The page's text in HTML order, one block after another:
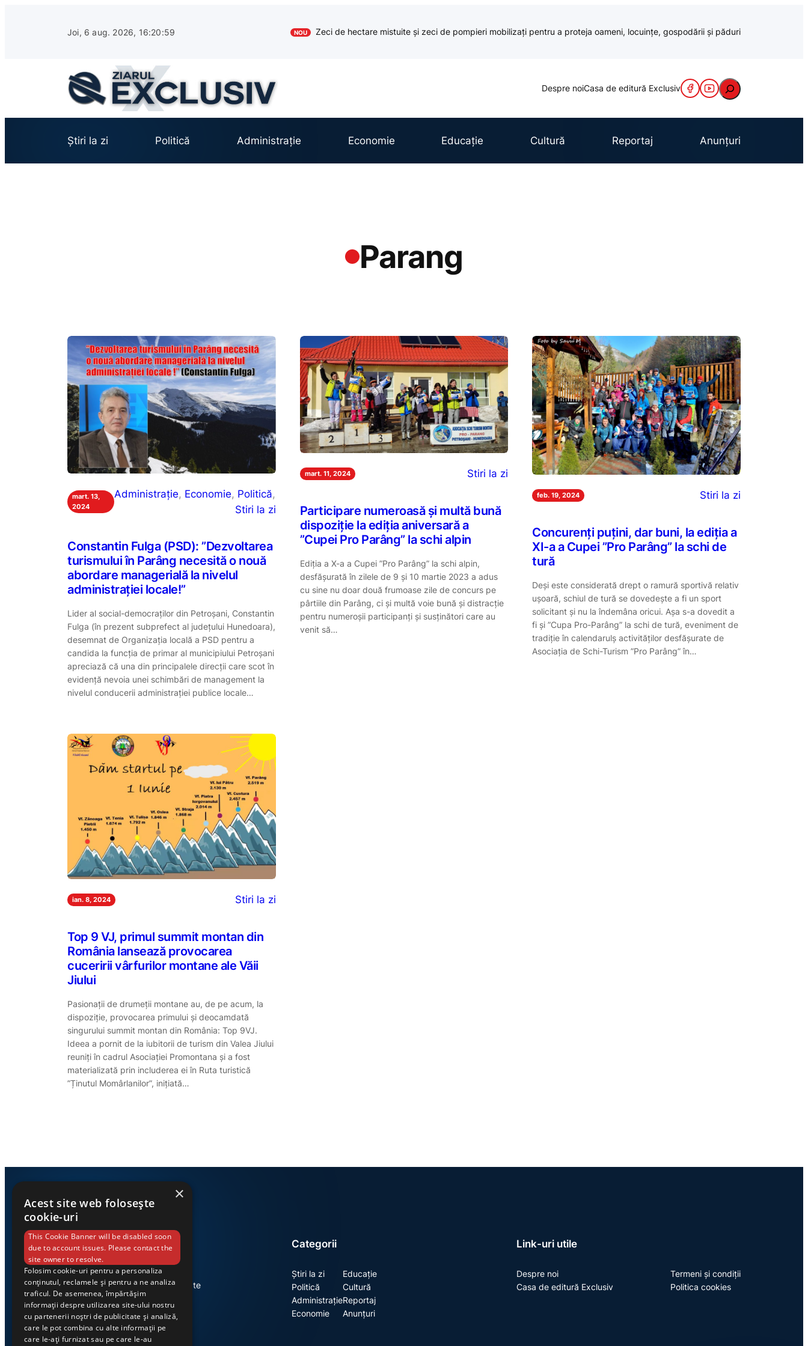
Joi, 6 aug. 2026, 16:21:00 NOU Zeci de hectare mistuite și zeci de pompieri mobilizați pentru a proteja oameni, locuințe, gospodării și păduri
Despre noiCasa de editură Exclusiv Caută
Știri la zi Politică Administrație Economie Educație Cultură Reportaj Anunțuri
Parang
mart. 13,
2024
Administrație, Economie, Politică
Stiri la zi
Constantin Fulga (PSD): ”Dezvoltarea
turismului în Parâng necesită o nouă
abordare managerială la nivelul
administrației locale!”
Lider al social-democraților din Petroșani, Constantin
Fulga (în prezent subprefect al județului Hunedoara),
desemnat de Organizația locală a PSD pentru a
candida la funcția de primar al municipiului Petroșani
apreciază că una din principalele direcții care scot în
evidență nevoia unei schimbări de management la
nivelul conducerii administrației publice locale…
mart. 11, 2024 Stiri la zi
Participare numeroasă și multă bună
dispoziție la ediția aniversară a
”Cupei Pro Parâng” la schi alpin
Ediția a X-a a Cupei ”Pro Parâng” la schi alpin,
desfășurată în zilele de 9 și 10 martie 2023 a adus
cu sine nu doar două frumoase zile de concurs pe
pârtiile din Parâng, ci și multă voie bună și distracție
pentru numeroșii participanți și susținători care au
venit să…
feb. 19, 2024 Stiri la zi
Concurenți puțini, dar buni, la ediția a
XI-a a Cupei ”Pro Parâng” la schi de
tură
Deși este considerată drept o ramură sportivă relativ
ușoară, schiul de tură se dovedește a fi un sport
solicitant și nu la îndemâna oricui. Așa s-a dovedit a
fi și ”Cupa Pro-Parâng” la schi de tură, eveniment de
tradiție în calendarulș activităților desfășurate de
Asociația de Schi-Turism ”Pro Parâng” în…
ian. 8, 2024 Stiri la zi
Top 9 VJ, primul summit montan din
România lansează provocarea
cuceririi vârfurilor montane ale Văii
Jiului
Pasionații de drumeții montane au, de pe acum, la
dispoziție, provocarea primului și deocamdată
singurului summit montan din România: Top 9VJ.
Ideea a pornit de la iubitorii de turism din Valea Jiului
reuniți în cadrul Asociației Promontana și a fost
materializată prin includerea ei în Ruta turistică
”Ținutul Momârlanilor”, inițiată…
Știri din Valea Jiului, prezentate
corect și la timp. Ziarul Exclusiv te
conectează zi de zi la cele mai
importante evenimente din
regiune.
Categorii
Știri la zi
Politică
Administrație
Economie
Educație
Cultură
Reportaj
Anunțuri
Link-uri utile
Despre noi
Casa de editură Exclusiv
Termeni și condiții
Politica cookies
×
Acest site web folosește
cookie-uri
This Cookie Banner will be disabled soon
due to account issues. Please contact the
site owner to resolve.
Folosim cookie-uri pentru a personaliza
conținutul, reclamele și pentru a ne analiza
traficul. De asemenea, împărtășim
informații despre utilizarea site-ului nostru
cu partenerii noștri de publicitate și analiză,
care le pot combina cu alte informații pe
care le-ați furnizat sau pe care le-au